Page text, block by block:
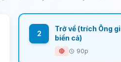
2
Trở về (trích Ông
biển cả)
🔴 90p